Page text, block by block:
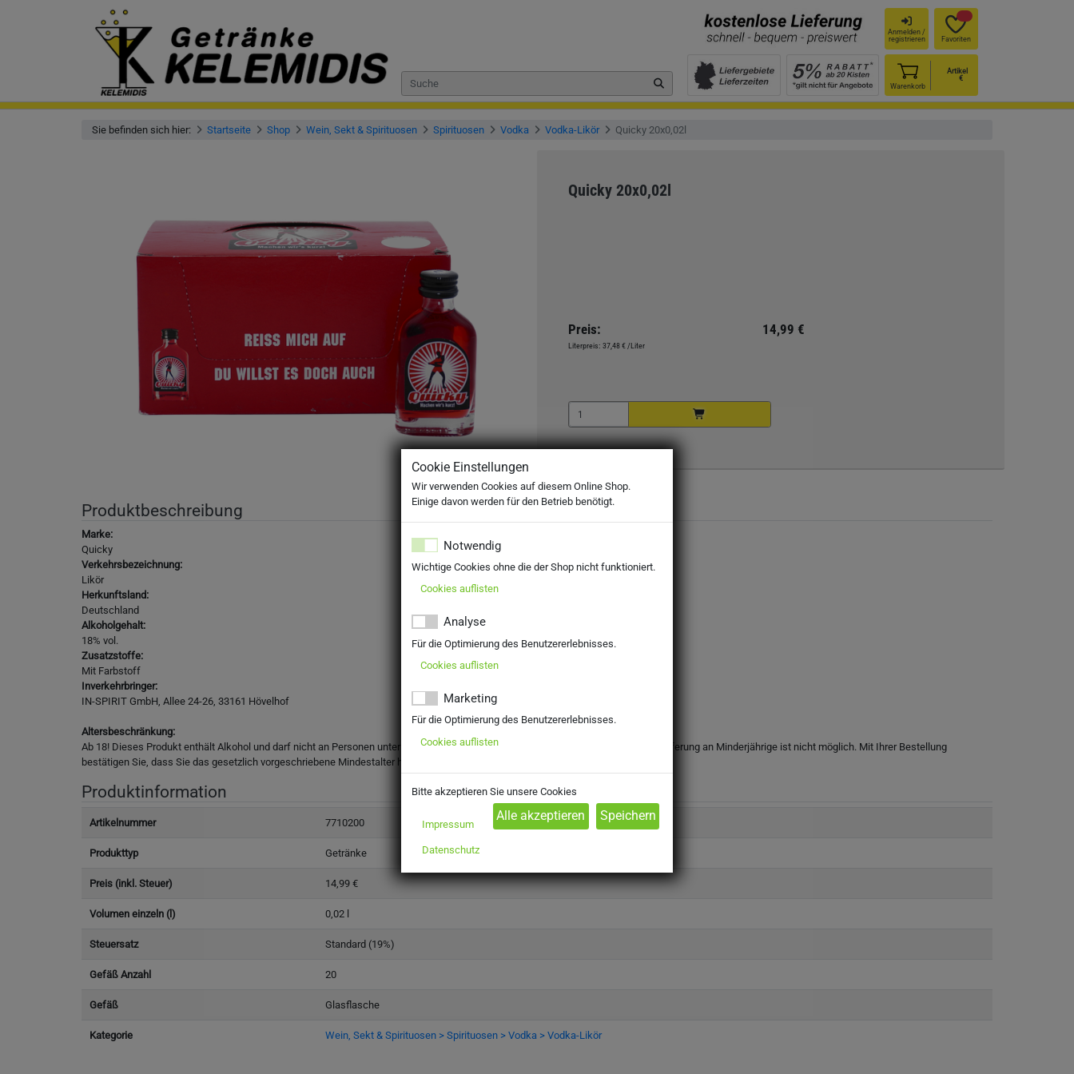
Anmelden /
registrieren
Favoriten
Warenkorb
Artikel
€
Sie befinden sich hier: Startseite Shop Wein, Sekt & Spirituosen Spirituosen Vodka Vodka-Likör Quicky 20x0,02l
Quicky 20x0,02l
Preis: 14,99 €
Literpreis: 37,48 € /Liter
Produktbeschreibung
Marke:
Quicky
Verkehrsbezeichnung:
Likör
Herkunftsland:
Deutschland
Alkoholgehalt:
18% vol.
Zusatzstoffe:
Mit Farbstoff
Inverkehrbringer:
IN-SPIRIT GmbH, Allee 24-26, 33161 Hövelhof
Altersbeschränkung:
Ab 18! Dieses Produkt enthält Alkohol und darf nicht an Personen unter dem gesetzlichen Mindestalter abgegeben werden. Eine Lieferung an Minderjährige ist nicht möglich. Mit Ihrer Bestellung
bestätigen Sie, dass Sie das gesetzlich vorgeschriebene Mindestalter haben.
Produktinformation
Artikelnummer 7710200
Produkttyp Getränke
Preis (inkl. Steuer) 14,99 €
Volumen einzeln (l) 0,02 l
Steuersatz Standard (19%)
Gefäß Anzahl 20
Gefäß Glasflasche
Kategorie Wein, Sekt & Spirituosen > Spirituosen > Vodka > Vodka-Likör
Cookie Einstellungen
Wir verwenden Cookies auf diesem Online Shop.
Einige davon werden für den Betrieb benötigt.
Notwendig
Wichtige Cookies ohne die der Shop nicht funktioniert.
Cookies auflisten
Analyse
Für die Optimierung des Benutzererlebnisses.
Cookies auflisten
Marketing
Für die Optimierung des Benutzererlebnisses.
Cookies auflisten
Bitte akzeptieren Sie unsere Cookies
Impressum
Datenschutz